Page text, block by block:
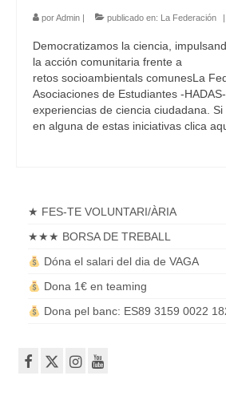
porAdmin publicado en: La Federación
Democratizamos la ciencia,
la acción comunitaria frente a
retos socioambientals comunesLa
Asociaciones de Estudiantes -
experiencias de ciencia ciudadana.
en alguna de estas iniciativas clica
★ FES-TE VOLUNTARI/ÀRIA
★★★ BORSA DE TREBALL
Dóna el salari del dia de VAGA
Dona 1€ en teaming
Dona pel banc: ES89 3159 0022